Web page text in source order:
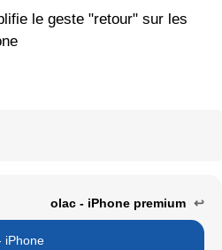
le geste "retour" sur les
olac - iPhone premium ↩
iPhone